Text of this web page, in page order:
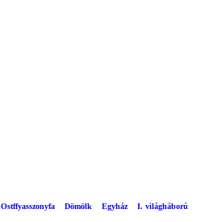
Ostffyasszonyfa Dömölk Egyház I. világháború